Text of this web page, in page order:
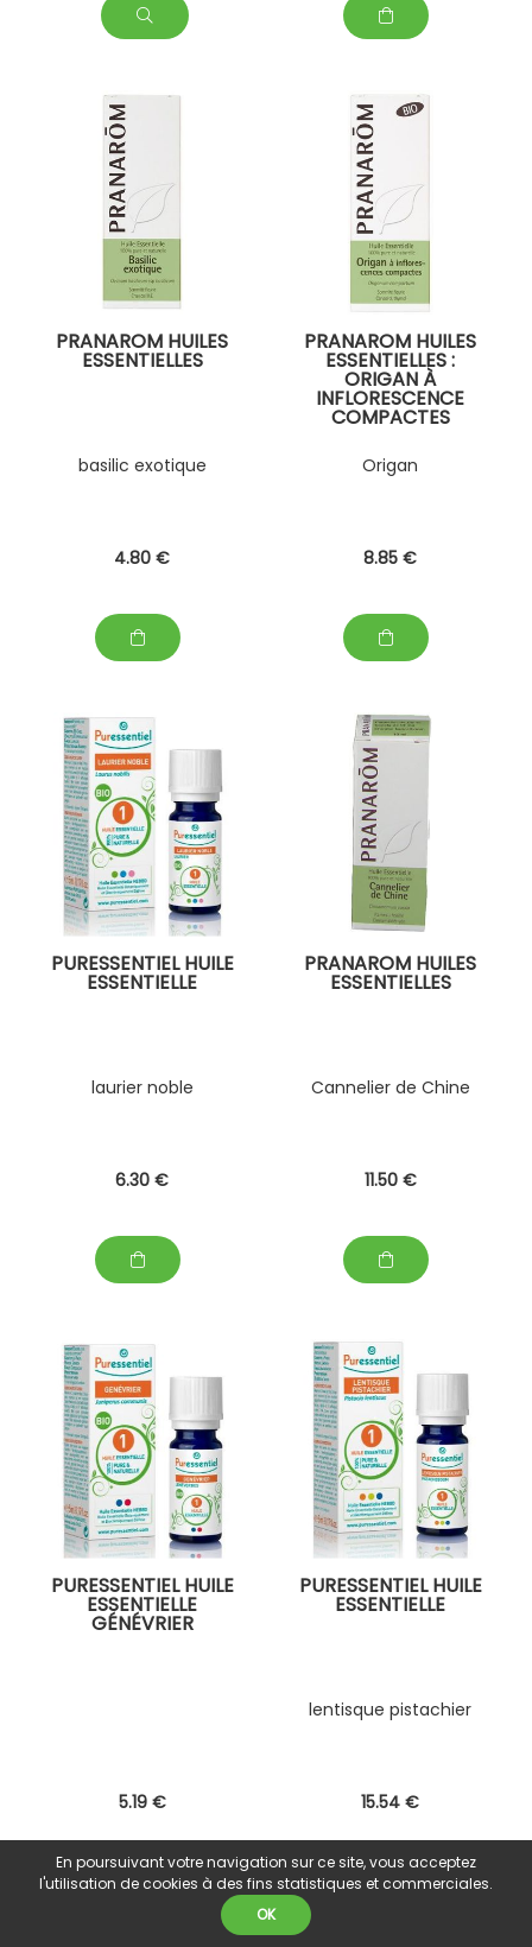
PRANAROM HUILES
ESSENTIELLES
basilic exotique
4.80 €
PRANAROM HUILES
ESSENTIELLES :
ORIGAN À
INFLORESCENCE
COMPACTES
Origan
8.85 €
PURESSENTIEL HUILE
ESSENTIELLE
laurier noble
6.30 €
PRANAROM HUILES
ESSENTIELLES
Cannelier de Chine
11.50 €
PURESSENTIEL HUILE
ESSENTIELLE
GÉNÉVRIER
5.19 €
PURESSENTIEL HUILE
ESSENTIELLE
lentisque pistachier
15.54 €
En poursuivant votre navigation sur ce site, vous acceptez
l'utilisation de cookies à des fins statistiques et commerciales.
OK